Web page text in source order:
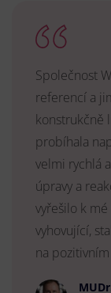
Společnost
referencí a
konstrukčně
probíhala
velmi rychlá
úpravy a
vyřešilo k
vyhovující,
na